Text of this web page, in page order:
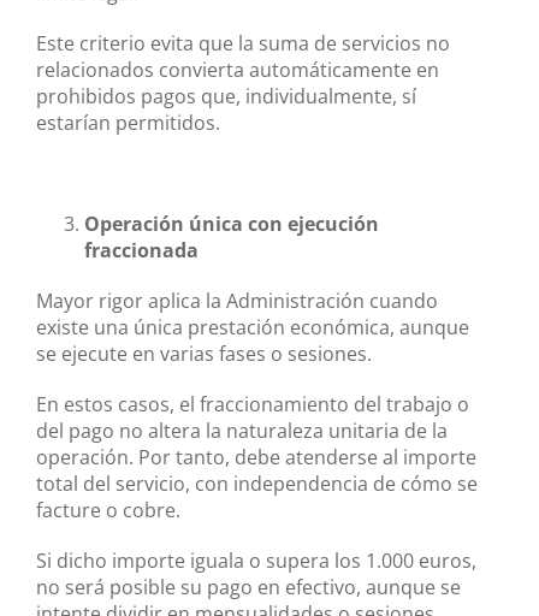
Este criterio evita que la suma de servicios no
relacionados convierta automáticamente en
prohibidos pagos que, individualmente, sí
estarían permitidos.
Operación única con ejecución
fraccionada
Mayor rigor aplica la Administración cuando
existe una única prestación económica, aunque
se ejecute en varias fases o sesiones.
En estos casos, el fraccionamiento del trabajo o
del pago no altera la naturaleza unitaria de la
operación. Por tanto, debe atenderse al importe
total del servicio, con independencia de cómo se
facture o cobre.
Si dicho importe iguala o supera los 1.000 euros,
no será posible su pago en efectivo, aunque se